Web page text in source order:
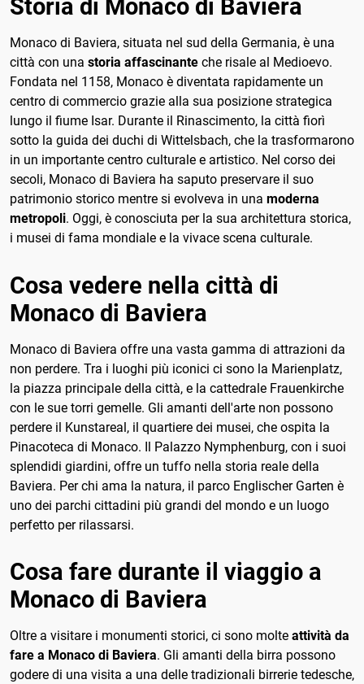
Storia di Monaco di Baviera
Monaco di Baviera, situata nel sud della Germania, è una
città con una storia affascinante che risale al Medioevo.
Fondata nel 1158, Monaco è diventata rapidamente un
centro di commercio grazie alla sua posizione strategica
lungo il fiume Isar. Durante il Rinascimento, la città fiorì
sotto la guida dei duchi di Wittelsbach, che la trasformarono
in un importante centro culturale e artistico. Nel corso dei
secoli, Monaco di Baviera ha saputo preservare il suo
patrimonio storico mentre si evolveva in una moderna
metropoli. Oggi, è conosciuta per la sua architettura storica,
i musei di fama mondiale e la vivace scena culturale.
Cosa vedere nella città di
Monaco di Baviera
Monaco di Baviera offre una vasta gamma di attrazioni da
non perdere. Tra i luoghi più iconici ci sono la Marienplatz,
la piazza principale della città, e la cattedrale Frauenkirche
con le sue torri gemelle. Gli amanti dell'arte non possono
perdere il Kunstareal, il quartiere dei musei, che ospita la
Pinacoteca di Monaco. Il Palazzo Nymphenburg, con i suoi
splendidi giardini, offre un tuffo nella storia reale della
Baviera. Per chi ama la natura, il parco Englischer Garten è
uno dei parchi cittadini più grandi del mondo e un luogo
perfetto per rilassarsi.
Cosa fare durante il viaggio a
Monaco di Baviera
Oltre a visitare i monumenti storici, ci sono molte attività da
fare a Monaco di Baviera. Gli amanti della birra possono
godere di una visita a una delle tradizionali birrerie tedesche,